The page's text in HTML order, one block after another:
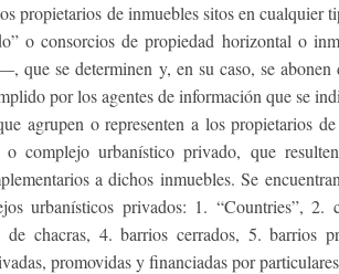
propietarios de inmuebles sitos en cualquier
o consorcios de propiedad horizontal o
que se determinen y, en su caso, se abonen
por los agentes de información que se
agrupen o representen a los propietarios
o complejo urbanístico privado, que
a dichos inmuebles. Se
urbanísticos privados: 1. “Countries”,
de chacras, 4. barrios cerrados, 5. barrios
promovidas y financiadas por